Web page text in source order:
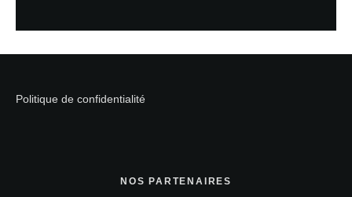
Politique de confidentialité
NOS PARTENAIRES